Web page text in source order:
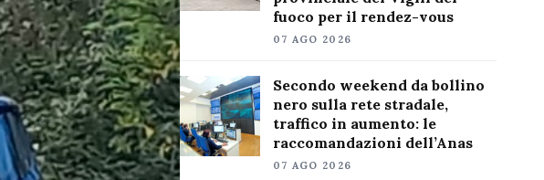
fuoco per il rendez-vous
07 AGO 2026
Secondo weekend da bollino
nero sulla rete stradale,
traffico in aumento: le
raccomandazioni dell’Anas
07 AGO 2026